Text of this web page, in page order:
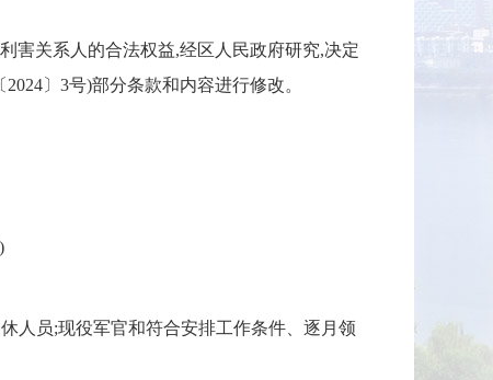
害关系人的合法权益,经区人民政府研究,决定
〕3号)部分条款和内容进行修改。
人员;现役军官和符合安排工作条件、逐月领